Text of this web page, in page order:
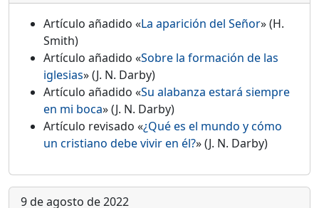
Artículo añadido «La aparición del Señor» (H.
Smith)
Artículo añadido «Sobre la formación de las
iglesias» (J. N. Darby)
Artículo añadido «Su alabanza estará siempre
en mi boca» (J. N. Darby)
Artículo revisado «¿Qué es el mundo y cómo
un cristiano debe vivir en él?» (J. N. Darby)
9 de agosto de 2022